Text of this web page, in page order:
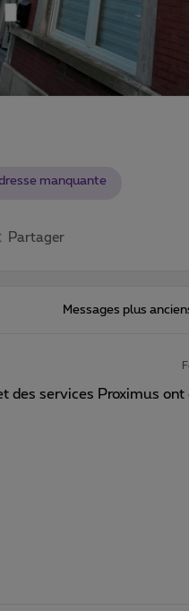
manquante
Partager
Messages plus
des services Proximus